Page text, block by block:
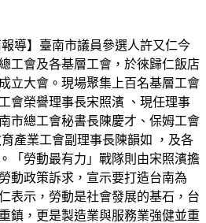
報導】臺南市議員參選人許又仁今
工會及各基層工會，於徠歸仁飯店
立大會。現場聚集上百名基層工會
會榮譽理事長宋照濱 、現任理事
市總工會秘書長陳慶才、保姆工會
產業工會副理事長陳韻如 ，及各
「勞動最有力」戰隊則由宋照濱擔
動政策訴求，宣示要打造台南為
表示，勞動是社會發展的基石，台
鎮，更是製造業與服務業強健並重